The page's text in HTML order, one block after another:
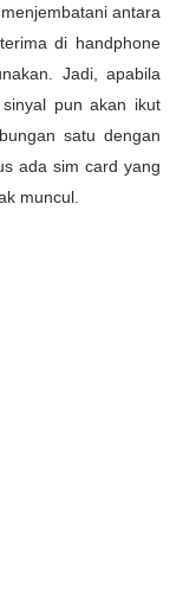
antara
di handphone
Jadi, apabila
pun akan ikut
satu dengan
ada sim card yang
muncul.